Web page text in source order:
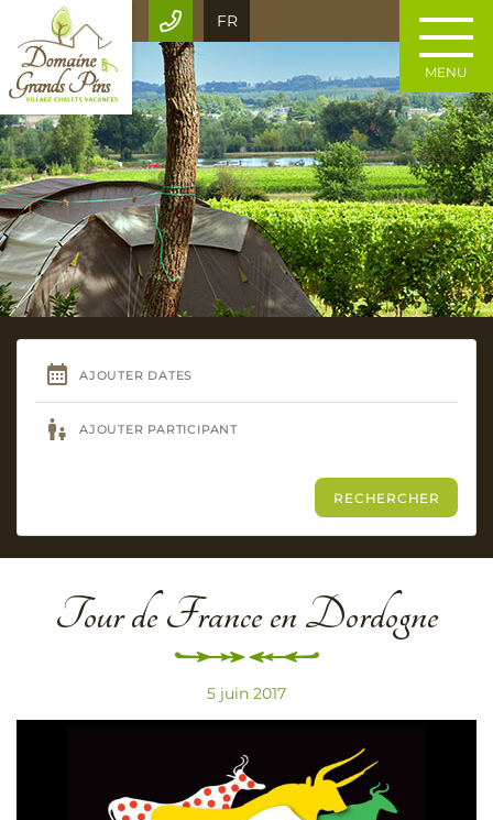
FR
MENU
Tour de France en Dordogne
5 juin 2017